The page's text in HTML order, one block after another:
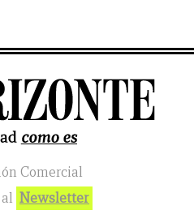
Comercial
Newsletter